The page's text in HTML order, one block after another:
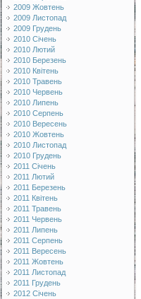
2009 Жовтень
2009 Листопад
2009 Грудень
2010 Січень
2010 Лютий
2010 Березень
2010 Квітень
2010 Травень
2010 Червень
2010 Липень
2010 Серпень
2010 Вересень
2010 Жовтень
2010 Листопад
2010 Грудень
2011 Січень
2011 Лютий
2011 Березень
2011 Квітень
2011 Травень
2011 Червень
2011 Липень
2011 Серпень
2011 Вересень
2011 Жовтень
2011 Листопад
2011 Грудень
2012 Січень